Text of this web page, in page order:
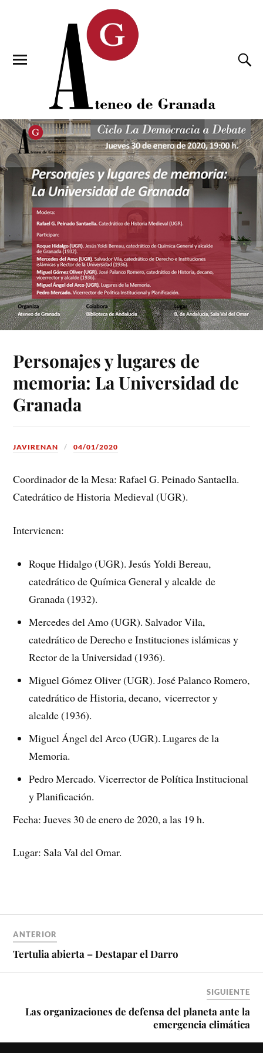
Personajes y lugares de
memoria: La Universidad de
Granada
JAVIRENAN 04/01/2020
Coordinador de la Mesa: Rafael G. Peinado Santaella.
Catedrático de Historia Medieval (UGR).
Intervienen:
Roque Hidalgo (UGR). Jesús Yoldi Bereau,
catedrático de Química General y alcalde de
Granada (1932).
Mercedes del Amo (UGR). Salvador Vila,
catedrático de Derecho e Instituciones islámicas y
Rector de la Universidad (1936).
Miguel Gómez Oliver (UGR). José Palanco Romero,
catedrático de Historia, decano, vicerrector y
alcalde (1936).
Miguel Ángel del Arco (UGR). Lugares de la
Memoria.
Pedro Mercado. Vicerrector de Política Institucional
y Planificación.
Fecha: Jueves 30 de enero de 2020, a las 19 h.
Lugar: Sala Val del Omar.
ANTERIOR
Tertulia abierta – Destapar el Darro
SIGUIENTE
Las organizaciones de defensa del planeta ante la
emergencia climática